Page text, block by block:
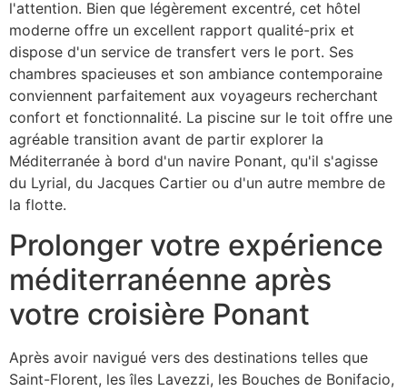
l'attention. Bien que légèrement excentré, cet hôtel
moderne offre un excellent rapport qualité-prix et
dispose d'un service de transfert vers le port. Ses
chambres spacieuses et son ambiance contemporaine
conviennent parfaitement aux voyageurs recherchant
confort et fonctionnalité. La piscine sur le toit offre une
agréable transition avant de partir explorer la
Méditerranée à bord d'un navire Ponant, qu'il s'agisse
du Lyrial, du Jacques Cartier ou d'un autre membre de
la flotte.
Prolonger votre expérience
méditerranéenne après
votre croisière Ponant
Après avoir navigué vers des destinations telles que
Saint-Florent, les îles Lavezzi, les Bouches de Bonifacio,